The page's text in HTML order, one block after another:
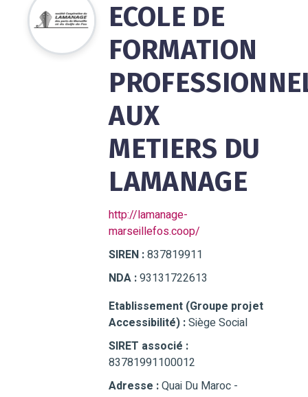
ECOLE DE
FORMATION
AUX
METIERS DU
LAMANAGE
http://lamanage-
marseillefos.coop/
SIREN :837819911
NDA :93131722613
Etablissement (Groupe projet
Accessibilité) :Siège Social
SIRET associé :
83781991100012
Adresse :Quai Du Maroc -